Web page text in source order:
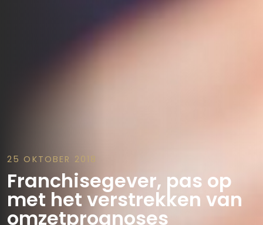
25 OKTOBER 2018
Franchisegever, pas op
met het verstrekken van
omzetprognoses